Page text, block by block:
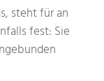
steht für an
fest: Sie